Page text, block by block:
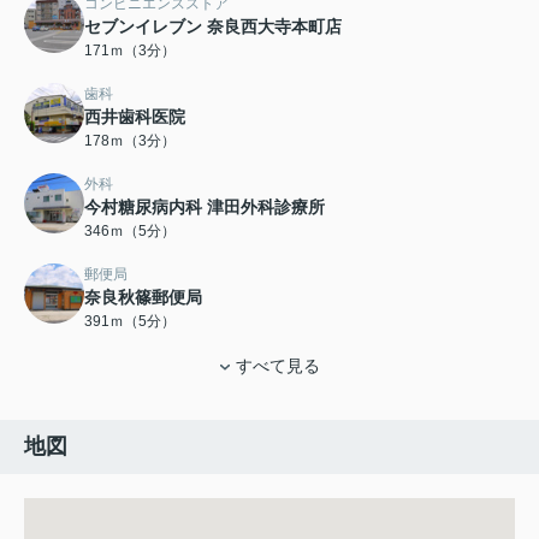
セブンイレブン 奈良西大寺本町店
171ｍ（3分）
歯科
西井歯科医院
178ｍ（3分）
外科
今村糖尿病内科 津田外科診療所
346ｍ（5分）
郵便局
奈良秋篠郵便局
391ｍ（5分）
すべて見る
地図